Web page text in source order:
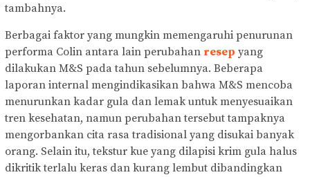
tambahnya.
Berbagai faktor yang mungkin memengaruhi penurunan
performa Colin antara lain perubahan resep yang
dilakukan M&S pada tahun sebelumnya. Beberapa
laporan internal mengindikasikan bahwa M&S mencoba
menurunkan kadar gula dan lemak untuk menyesuaikan
tren kesehatan, namun perubahan tersebut tampaknya
mengorbankan cita rasa tradisional yang disukai banyak
orang. Selain itu, tekstur kue yang dilapisi krim gula halus
dikritik terlalu keras dan kurang lembut dibandingkan